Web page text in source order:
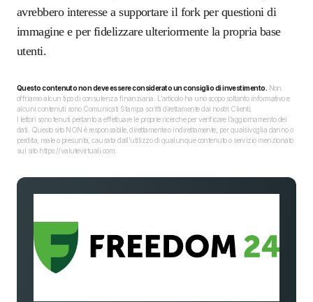
avrebbero interesse a supportare il fork per questioni di
immagine e per fidelizzare ulteriormente la propria base
utenti.
Questo contenuto non deve essere considerato un consiglio di investimento. Non
offriamo alcun tipo di consulenza finanziaria. L’articolo ha uno scopo soltanto informativo e
alcuni contenuti sono Comunicati Stampa scritti direttamente dai nostri Clienti.
I lettori sono tenuti pertanto a effettuare le proprie ricerche per verificare l’aggiornamento dei
dati. Questo sito NON è responsabile, direttamente o indirettamente, per qualsivoglia danno o
perdita, reale o presunta, causata dall'utilizzo di qualunque contenuto o servizio menzionato
sul sito https://valutevirtuali.com.